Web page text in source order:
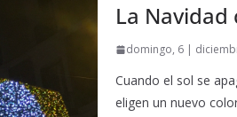
La
domingo, 6 |
Cuando el sol se
eligen un nuevo